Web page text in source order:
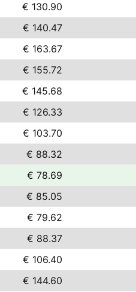
€ 130.90
€ 140.47
€ 163.67
€ 155.72
€ 145.68
€ 126.33
€ 103.70
€ 88.32
€ 78.69
€ 85.05
€ 79.62
€ 88.37
€ 106.40
€ 144.60